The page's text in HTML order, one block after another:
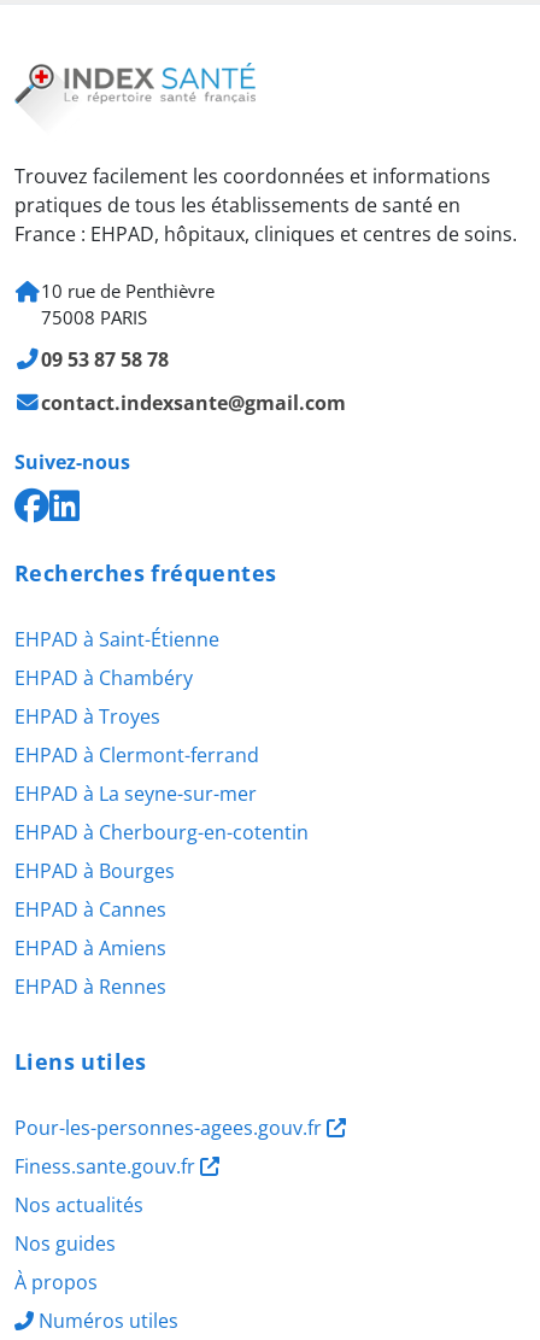
Trouvez facilement les coordonnées et informations
pratiques de tous les établissements de santé en
France : EHPAD, hôpitaux, cliniques et centres de soins.
10 rue de Penthièvre
75008 PARIS
09 53 87 58 78
contact.indexsante@gmail.com
Suivez-nous
Recherches fréquentes
EHPAD à Saint-Étienne
EHPAD à Chambéry
EHPAD à Troyes
EHPAD à Clermont-ferrand
EHPAD à La seyne-sur-mer
EHPAD à Cherbourg-en-cotentin
EHPAD à Bourges
EHPAD à Cannes
EHPAD à Amiens
EHPAD à Rennes
Liens utiles
Pour-les-personnes-agees.gouv.fr
Finess.sante.gouv.fr
Nos actualités
Nos guides
À propos
Numéros utiles